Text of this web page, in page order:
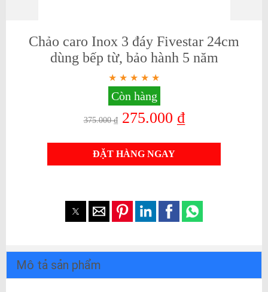
Chảo caro Inox 3 đáy Fivestar 24cm
dùng bếp từ, bảo hành 5 năm
Còn hàng
375.000 ₫275.000 ₫
ĐẶT HÀNG NGAY
Mô tả sản phẩm